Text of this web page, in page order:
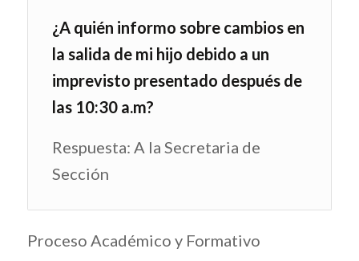
¿A quién informo sobre cambios en
la salida de mi hijo debido a un
imprevisto presentado después de
las 10:30 a.m?
Respuesta: A la Secretaria de
Sección
Proceso Académico y Formativo